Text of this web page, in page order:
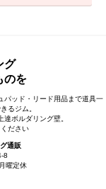
グ
のを
パッド・リード用品まで道具一
るジム。
ボルダリング壁。
ださい
通販
8
曜定休